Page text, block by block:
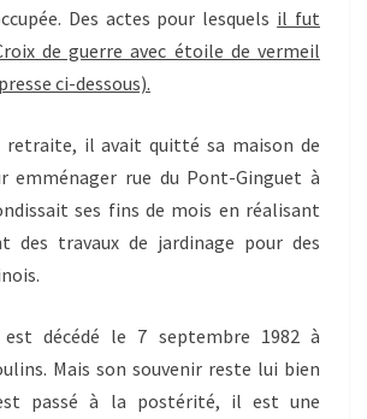
Des actes pour lesquels il fut
de guerre avec étoile de vermeil
ci-dessous).
retraite, il avait quitté sa maison de
emménager rue du Pont-Ginguet à
ses fins de mois en réalisant
des travaux de jardinage pour des
décédé le 7 septembre 1982 à
Mais son souvenir reste lui bien
passé à la postérité, il est une